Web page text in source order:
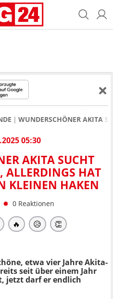
WUNDERSCHÖNER AKITA
05:30
AKITA SUCHT
ALLERDINGS HAT
KLEINEN HAKEN
0 Reaktionen
🔥 😥 👏
etwa vier Jahre Akita-
seit über einem Jahr
jetzt darf er endlich